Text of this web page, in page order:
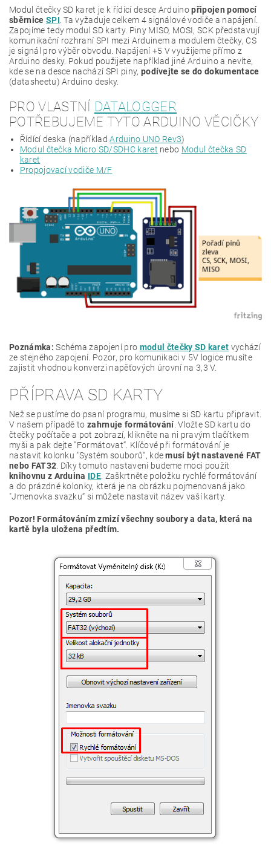
Modul čtečky SD karet je k řídící desce Arduinopřipojen pomocí
sběrnice SPI . Ta vyžaduje celkem 4 signálové vodiče a napájení.
Zapojíme tedy modul SD karty. Piny MISO, MOSI, SCK představují
komunikační rozhraní SPI mezi Arduinem a modulem čtečky, CS
je signál pro výběr obvodu. Napájení +5 V využijeme přímo z
Arduino desky. Pokud použijete například jiné Arduino a nevíte,
kde se na desce nachází SPI piny, podívejte se do dokumentace
(datasheetu) Arduino desky.
PRO VLASTNÍ DATALOGGER
POTŘEBUJEME TYTO ARDUINO VĚCIČKY
Řídící deska (napříkladArduino UNO Rev3)
Modul čtečka Micro SD/SDHC karet nebo Modul čtečka SD
karet
Propojovací vodiče M/F
Poznámka: Schéma zapojení pro modul čtečky SD karet vychází
ze stejného zapojení. Pozor, pro komunikaci v 5V logice musíte
zajistit vhodnou konverzi napěťových úrovní na 3,3 V.
PŘÍPRAVA SD KARTY
Než se pustíme do psaní programu, musíme si SD kartu připravit.
V našem případě tozahrnuje formátování. Vložte SD kartu do
čtečky počítače a pot zobrazí, klikněte na ni pravým tlačítkem
myši a pak dejte "Formátovat“. Klíčové při formátování je
nastavit kolonku "Systém souborů“, kdemusí být nastavené FAT
nebo FAT32. Díky tomuto nastavení budeme moci použít
knihovnu z Arduina IDE. Zaškrtněte položku rychlé formátování
a do prázdné kolonky, která je na obrázku pojmenovaná jako
"Jmenovka svazku“ si můžete nastavit název vaší karty.
Pozor! Formátováním zmizí všechny soubory a data, která na
kartě byla uložena předtím.